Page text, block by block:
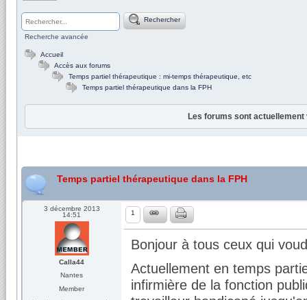
Rechercher
Recherche avancée
Accueil
Accès aux forums
Temps partiel thérapeutique : mi-temps thérapeutique, etc
Temps partiel thérapeutique dans la FPH
Les forums sont
Temps partiel thérapeutique dans la FPH
3 décembre 2013
14:51
Calla44
Nantes
Member
1
Bonjour à tous ceux qui
Actuellement en temps
infirmière de la fonction